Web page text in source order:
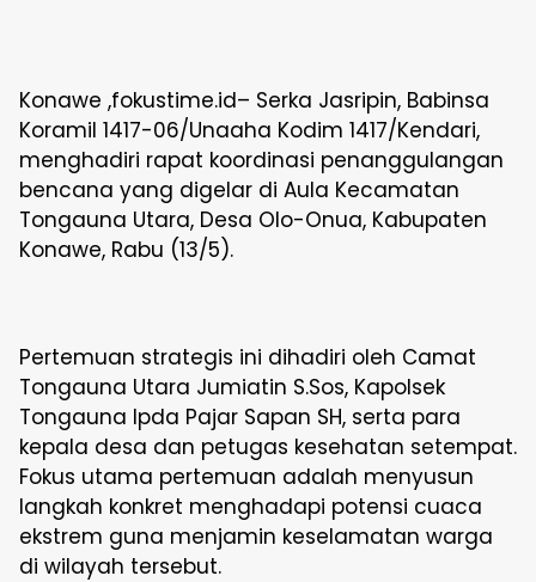
Konawe ,fokustime.id– Serka Jasripin, Babinsa
Koramil 1417-06/Unaaha Kodim 1417/Kendari,
menghadiri rapat koordinasi penanggulangan
bencana yang digelar di Aula Kecamatan
Tongauna Utara, Desa Olo-Onua, Kabupaten
Konawe, Rabu (13/5).
Pertemuan strategis ini dihadiri oleh Camat
Tongauna Utara Jumiatin S.Sos, Kapolsek
Tongauna Ipda Pajar Sapan SH, serta para
kepala desa dan petugas kesehatan setempat.
Fokus utama pertemuan adalah menyusun
langkah konkret menghadapi potensi cuaca
ekstrem guna menjamin keselamatan warga
di wilayah tersebut.